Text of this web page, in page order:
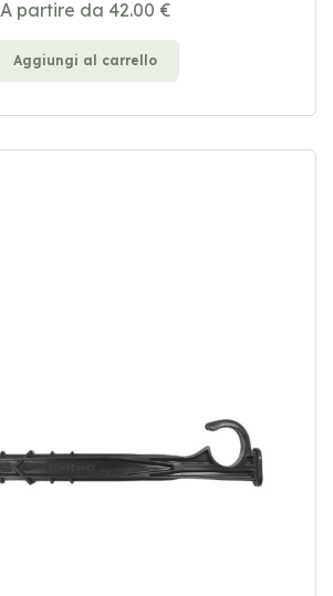
A partire da 42.00 €
Aggiungi al carrello